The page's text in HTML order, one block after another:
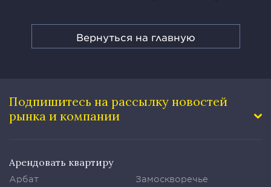
Вернуться на главную
Подпишитесь на рассылку новостей
рынка и компании
Арендовать квартиру
Арбат
Замоскворечье